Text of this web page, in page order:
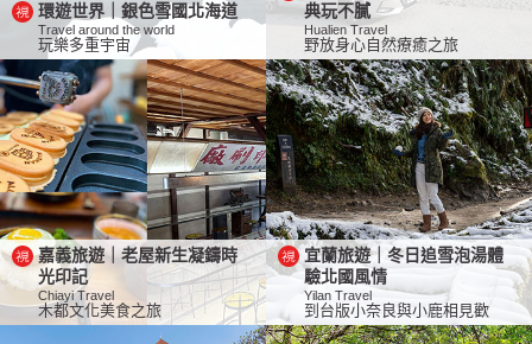
環遊世界｜銀色雪國北海道
Travel around the world
玩樂多重宇宙
典玩不膩
Hualien Travel
野放身心自然療癒之旅
嘉義旅遊｜老屋新生凝鑄時
光印記
Chiayi Travel
木都文化美食之旅
宜蘭旅遊｜冬日追雪泡湯體
驗北國風情
Yilan Travel
到台版小奈良與小鹿相見歡